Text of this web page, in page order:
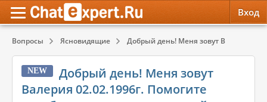
Вход
Вопросы Ясновидящие Добрый день! Меня зовут Валерия
NEW
Добрый день! Меня зовут
Валерия 02.02.1996г. Помогите
Психология
Эзотерика
Психология
Эзотерика
Обратная связь
Служба поддержки